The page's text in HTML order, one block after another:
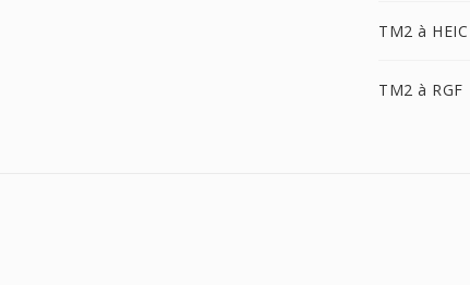
TM2 à HEIC
TM2 à RGF